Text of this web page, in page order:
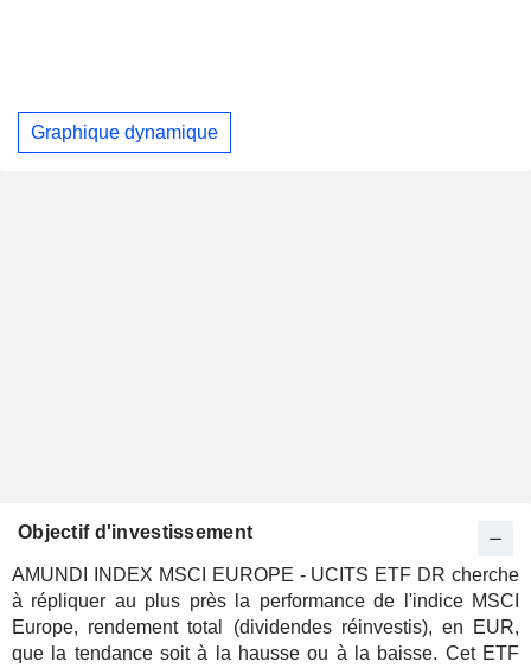
Graphique dynamique
Objectif d'investissement
AMUNDI INDEX MSCI EUROPE - UCITS ETF DR cherche
à répliquer au plus près la performance de l'indice MSCI
Europe, rendement total (dividendes réinvestis), en EUR,
que la tendance soit à la hausse ou à la baisse. Cet ETF